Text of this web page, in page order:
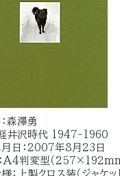
森澤勇
軽井沢時代 1947-1960
日：2007年8月23日
A4判変型（257×192mm
：上製クロス装（ジャケ